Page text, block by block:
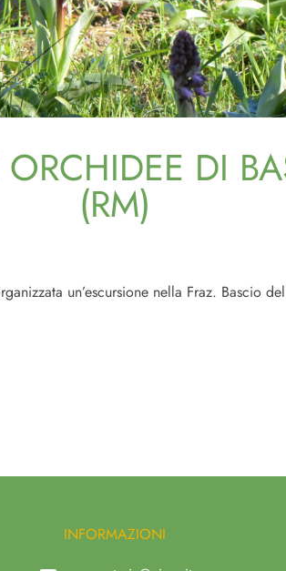
DI
(RM)
un’escursione nella Fraz. Bascio
INFORMAZIONI